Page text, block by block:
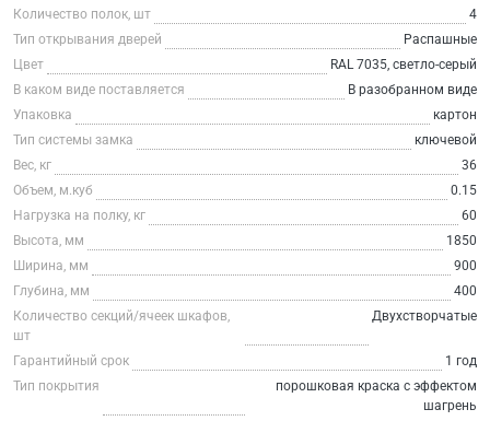
Количество полок, шт
4
Тип открывания дверей
Распашные
Цвет
RAL 7035, светло-серый
В каком виде поставляется
В разобранном виде
Упаковка
картон
Тип системы замка
ключевой
Вес, кг
36
Объем, м.куб
0.15
Нагрузка на полку, кг
60
Высота, мм
1850
Ширина, мм
900
Глубина, мм
400
Количество секций/ячеек шкафов,
шт
Двухстворчатые
Гарантийный срок
1 год
Тип покрытия
порошковая краска с эффектом
шагрень